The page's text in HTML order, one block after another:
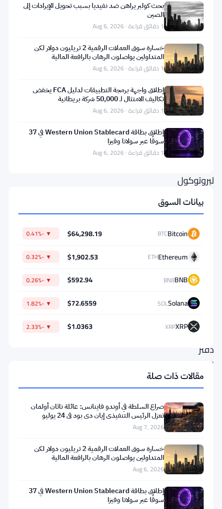
لتغيير
كيفية
اقتراض
المؤسسات
مقابل
الأصول
المرمزة.
وقد
قدمت
الشركة
لبروتوكول
إقراض
XRPL
وهو
عمل
ائتماني
معياري
مبني
على
دفتر
الأستاذ
XRP
يبقي
عملية
الاكتتاب
خارج
السلسلة.
الفكرة
بحث كولبر يراهن ضد نفيديا بسبب تحويل الإيرادات إلى
الصين
1 دقائق قراءة · Aug 6, 2026
خسارة سوق العملات الرقمية 2 تريليون دولار لكن
المتداولين يواصلون الرهان بالرافعة المالية
1 دقائق قراءة · Aug 6, 2026
إطلاق واجهة برمجة التطبيقات لدليل FCA يخفض
تكاليف الامتثال لـ 50,000 شركة بريطانية
1 دقائق قراءة · Aug 6, 2026
إطلاق بطاقة Western Union Stablecard في 37
سوقًا عبر سولانا وفيزا
1 دقائق قراءة · Aug 6, 2026
بيانات السوق
Bitcoin
BTC
$64,298.19
▼ -0.41%
Ethereum
ETH
$1,902.53
▼ -0.32%
BNB
BNB
$592.94
▼ -0.26%
Solana
SOL
$72.6559
▼ -1.82%
XRP
XRP
$1.0363
▼ -2.33%
مقالات ذات صلة
صراع السلطة في أوندو فاينانس: عائلة ناثان أولمان
تعزل الرئيس التنفيذي إيان دي بود في 24 يوليو
Aug 7, 2026
خسارة سوق العملات الرقمية 2 تريليون دولار لكن
المتداولين يواصلون الرهان بالرافعة المالية
Aug 6, 2026
إطلاق بطاقة Western Union Stablecard في 37
سوقًا عبر سولانا وفيزا